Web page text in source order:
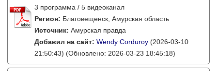
3 программа / 5 видеоканал
Регион: Благовещенск, Амурская область
Источник: Амурская правда
Добавил на сайт: Wendy Corduroy (2026-03-10
21:50:43) (Обновлено: 2026-03-23 18:45:18)